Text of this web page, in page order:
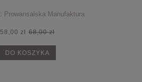
Prowansalska Manufaktura
58,00 zł 68,00 zł
DO KOSZYKA